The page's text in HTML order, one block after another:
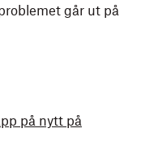
går ut på
på nytt på